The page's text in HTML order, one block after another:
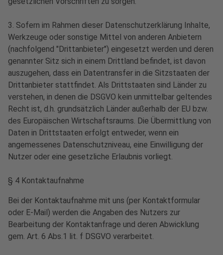
3. Sofern im Rahmen dieser Datenschutzerklärung Inhalte,
Werkzeuge oder sonstige Mittel von anderen Anbietern
(nachfolgend "Drittanbieter") eingesetzt werden und deren
genannter Sitz sich in einem Drittland befindet, ist davon
auszugehen, dass ein Datentransfer in die Sitzstaaten der
Drittanbieter stattfindet. Als Drittstaaten sind Länder zu
verstehen, in denen die DSGVO kein unmittelbar geltendes
Recht ist, d.h. grundsätzlich Länder außerhalb der EU bzw.
des Europäischen Wirtschaftsraums. Die Übermittlung von
Daten in Drittstaaten erfolgt entweder, wenn ein
angemessenes Datenschutzniveau, eine Einwilligung der
Nutzer oder eine gesetzliche Erlaubnis vorliegt.
§ 4 Kontaktaufnahme
Bei der Kontaktaufnahme mit uns (per Kontaktformular
oder E-Mail) werden die Angaben des Nutzers zur
Bearbeitung der Kontaktanfrage und deren Abwicklung
gem. Art. 6 Abs.1 lit. f DSGVO verarbeitet.